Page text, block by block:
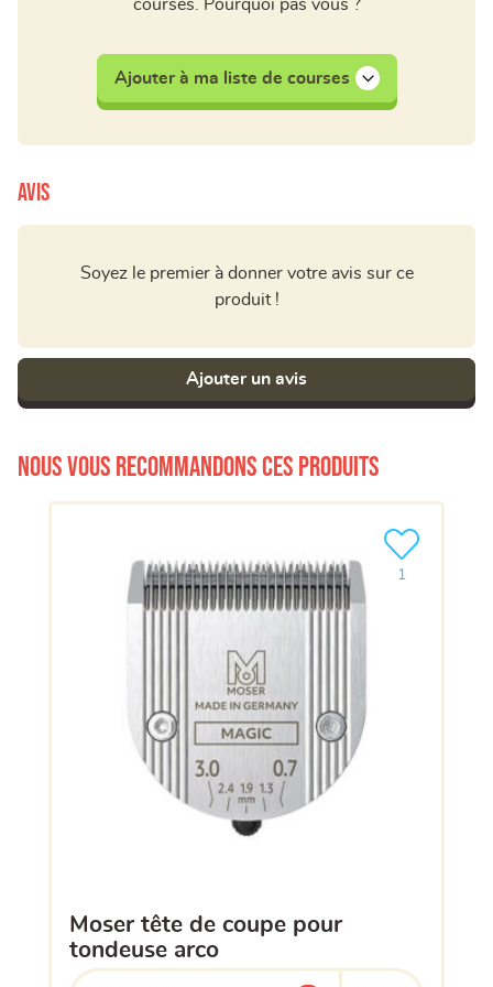
courses. Pourquoi pas vous ?
Ajouter à ma liste de courses
Avis
Soyez le premier à donner votre avis sur ce
produit !
Ajouter un avis
Nous vous recommandons ces produits
moser tête de coupe pour
tondeuse arco
1
Ajouter le